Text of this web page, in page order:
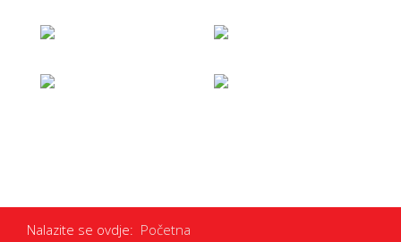
Nalazite se ovdje: Početna